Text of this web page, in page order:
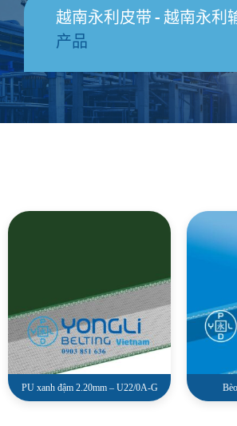
越南永利皮带 - 越南永利
产品
PU xanh đậm 2.20mm – U22/0A-G